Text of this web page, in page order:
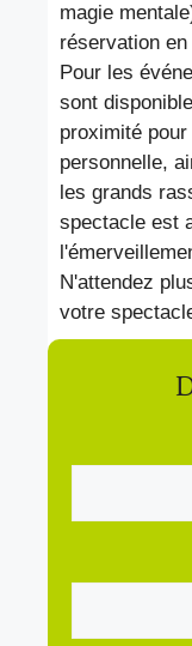
magie
réservation
Pour les
sont
proximité
personnelle,
les grands
spectacle est
N'attendez
votre